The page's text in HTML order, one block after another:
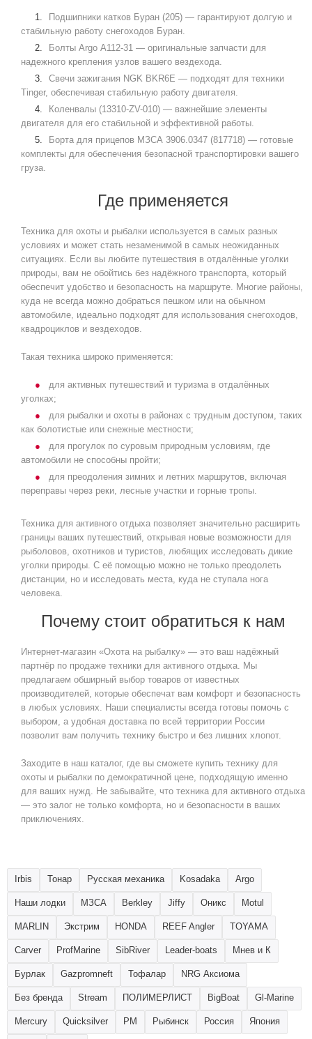
Подшипники катков Буран (205) — гарантируют долгую и
стабильную работу снегоходов Буран.
Болты Argo А112-31 — оригинальные запчасти для
надежного крепления узлов вашего вездехода.
Свечи зажигания NGK BKR6E — подходят для техники
Tinger, обеспечивая стабильную работу двигателя.
Коленвалы (13310-ZV-010) — важнейшие элементы
двигателя для его стабильной и эффективной работы.
Борта для прицепов МЗСА 3906.0347 (817718) — готовые
комплекты для обеспечения безопасной транспортировки вашего
груза.
Где применяется
Техника для охоты и рыбалки используется в самых разных
условиях и может стать незаменимой в самых неожиданных
ситуациях. Если вы любите путешествия в отдалённые уголки
природы, вам не обойтись без надёжного транспорта, который
обеспечит удобство и безопасность на маршруте. Многие районы,
куда не всегда можно добраться пешком или на обычном
автомобиле, идеально подходят для использования снегоходов,
квадроциклов и вездеходов.
Такая техника широко применяется:
для активных путешествий и туризма в отдалённых
уголках;
для рыбалки и охоты в районах с трудным доступом, таких
как болотистые или снежные местности;
для прогулок по суровым природным условиям, где
автомобили не способны пройти;
для преодоления зимних и летних маршрутов, включая
переправы через реки, лесные участки и горные тропы.
Техника для активного отдыха позволяет значительно расширить
границы ваших путешествий, открывая новые возможности для
рыболовов, охотников и туристов, любящих исследовать дикие
уголки природы. С её помощью можно не только преодолеть
дистанции, но и исследовать места, куда не ступала нога
человека.
Почему стоит обратиться к нам
Интернет-магазин «Охота на рыбалку» — это ваш надёжный
партнёр по продаже техники для активного отдыха. Мы
предлагаем обширный выбор товаров от известных
производителей, которые обеспечат вам комфорт и безопасность
в любых условиях. Наши специалисты всегда готовы помочь с
выбором, а удобная доставка по всей территории России
позволит вам получить технику быстро и без лишних хлопот.
Заходите в наш каталог, где вы сможете купить технику для
охоты и рыбалки по демократичной цене, подходящую именно
для ваших нужд. Не забывайте, что техника для активного отдыха
— это залог не только комфорта, но и безопасности в ваших
приключениях.
Irbis Тонар Русская механика Kosadaka Argo
Наши лодки МЗСА Berkley Jiffy Оникс Motul
MARLIN Экстрим HONDA REEF Angler TOYAMA
Carver ProfMarine SibRiver Leader-boats Мнев и К
Бурлак Gazpromneft Тофалар NRG Аксиома
Без бренда Stream ПОЛИМЕРЛИСТ BigBoat Gl-Marine
Mercury Quicksilver РМ Рыбинск Россия Япония